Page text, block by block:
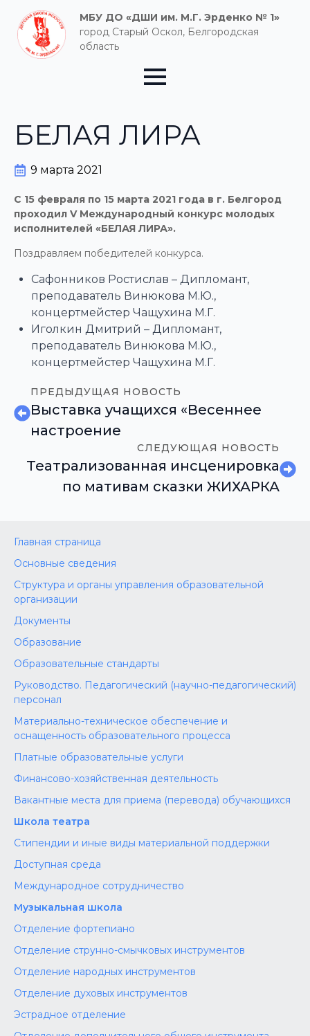
МБУ ДО «ДШИ им. М.Г. Эрденко № 1»
город Старый Оскол, Белгородская
область
БЕЛАЯ ЛИРА
9 марта 2021
С 15 февраля по 15 марта 2021 года в г. Белгород
проходил V Международный конкурс молодых
исполнителей «БЕЛАЯ ЛИРА».
Поздравляем победителей конкурса.
Сафонников Ростислав – Дипломант,
преподаватель Винюкова М.Ю.,
концертмейстер Чащухина М.Г.
Иголкин Дмитрий – Дипломант,
преподаватель Винюкова М.Ю.,
концертмейстер Чащухина М.Г.
ПРЕДЫДУЩАЯ НОВОСТЬ
Выставка учащихся «Весеннее
настроение
СЛЕДУЮЩАЯ НОВОСТЬ
Театрализованная инсценировка
по мативам сказки ЖИХАРКА
Главная страница
Основные сведения
Структура и органы управления образовательной
организации
Документы
Образование
Образовательные стандарты
Руководство. Педагогический (научно-педагогический)
персонал
Материально-техническое обеспечение и
оснащенность образовательного процесса
Платные образовательные услуги
Финансово-хозяйственная деятельность
Вакантные места для приема (перевода) обучающихся
Школа театра
Стипендии и иные виды материальной поддержки
Доступная среда
Международное сотрудничество
Музыкальная школа
Отделение фортепиано
Отделение струнно-смычковых инструментов
Отделение народных инструментов
Отделение духовых инструментов
Эстрадное отделение